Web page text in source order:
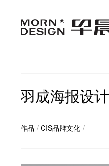
羽成海报设计
作品 /CIS品牌文化 /